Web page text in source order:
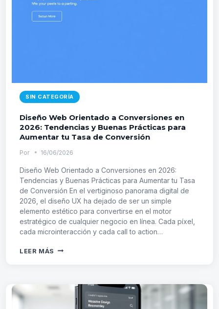
ELEGIR
LA
SIN CATEGORÍA
Diseño Web Orientado a Conversiones en
2026: Tendencias y Buenas Prácticas para
Aumentar tu Tasa de Conversión
Por 16/06/2026
Diseño Web Orientado a Conversiones en 2026:
Tendencias y Buenas Prácticas para Aumentar tu Tasa
de Conversión En el vertiginoso panorama digital de
2026, el diseño UX ha dejado de ser un simple
elemento estético para convertirse en el motor
estratégico de cualquier negocio en línea. Cada píxel,
cada microinteracción y cada call to action…
LEER MÁS DISEÑO
CONVERSIONES